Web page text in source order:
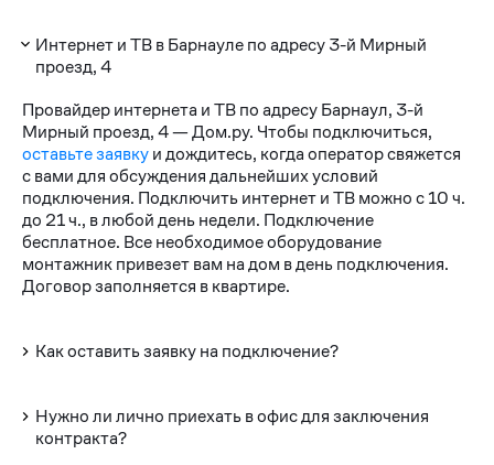
Интернет и ТВ в Барнауле по адресу 3-й Мирный
проезд, 4
Провайдер интернета и ТВ по адресу Барнаул, 3-й
Мирный проезд, 4 — Дом.ру. Чтобы подключиться,
оставьте заявкуи дождитесь, когда оператор свяжется
с вами для обсуждения дальнейших условий
подключения. Подключить интернет и ТВ можно с 10 ч.
до 21 ч., в любой день недели. Подключение
бесплатное. Все необходимое оборудование
монтажник привезет вам на дом в день подключения.
Договор заполняется в квартире.
Как оставить заявку на подключение?
Нужно ли лично приехать в офис для заключения
контракта?